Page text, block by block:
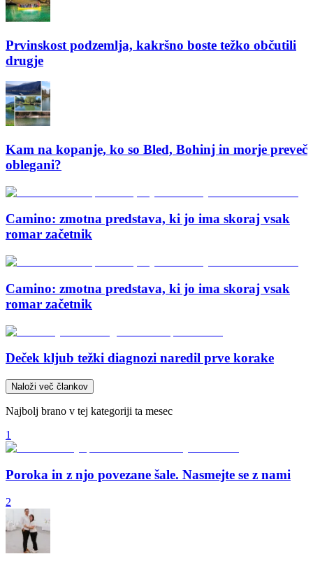
Prvinskost podzemlja, kakršno boste težko občutili
drugje
Kam na kopanje, ko so Bled, Bohinj in morje preveč
oblegani?
Camino: zmotna predstava, ki jo ima skoraj vsak
romar začetnik
Camino: zmotna predstava, ki jo ima skoraj vsak
romar začetnik
Deček kljub težki diagnozi naredil prve korake
Naloži več člankov
Najbolj brano v tej kategoriji ta mesec
1
Poroka in z njo povezane šale. Nasmejte se z nami
2